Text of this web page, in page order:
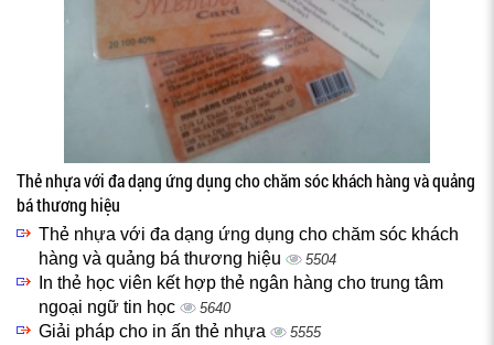
Thẻ nhựa với đa dạng ứng dụng cho chăm sóc khách hàng và quảng
bá thương hiệu
Thẻ nhựa với đa dạng ứng dụng cho chăm sóc khách
hàng và quảng bá thương hiệu
5504
In thẻ học viên kết hợp thẻ ngân hàng cho trung tâm
ngoại ngữ tin học
5640
Giải pháp cho in ấn thẻ nhựa 5555